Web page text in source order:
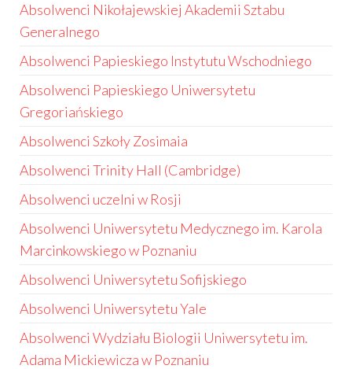
Absolwenci Nikołajewskiej Akademii Sztabu
Generalnego
Absolwenci Papieskiego Instytutu Wschodniego
Absolwenci Papieskiego Uniwersytetu
Gregoriańskiego
Absolwenci Szkoły Zosimaia
Absolwenci Trinity Hall (Cambridge)
Absolwenci uczelni w Rosji
Absolwenci Uniwersytetu Medycznego im. Karola
Marcinkowskiego w Poznaniu
Absolwenci Uniwersytetu Sofijskiego
Absolwenci Uniwersytetu Yale
Absolwenci Wydziału Biologii Uniwersytetu im.
Adama Mickiewicza w Poznaniu